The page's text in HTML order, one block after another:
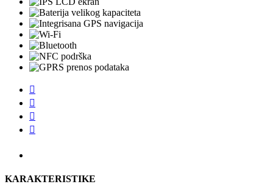




KARAKTERISTIKE